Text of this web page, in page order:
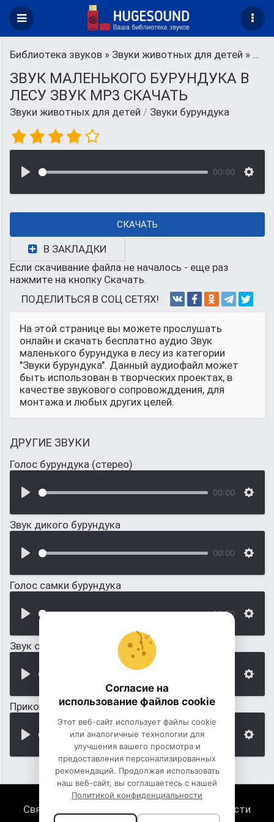
Библиотека звуков » Звуки животных для детей » Звуки бурундука
ЗВУК МАЛЕНЬКОГО БУРУНДУКА В
ЛЕСУ ЗВУК MP3 СКАЧАТЬ
Звуки животных для детей / Звуки бурундука
00:00
СКАЧАТЬ
В ЗАКЛАДКИ
Если скачивание файла не началось - еще раз
нажмите на кнопку Скачать.
ПОДЕЛИТЬСЯ В СОЦ СЕТЯХ!
На этой странице вы можете прослушать
онлайн и скачать бесплатно аудио Звук
маленького бурундука в лесу из категории
"Звуки бурундука". Данный аудиофайл может
быть использован в творческих проектах, в
качестве звукового сопровожддения, для
монтажа и любых других целей.
ДРУГИЕ ЗВУКИ
Голос бурундука (стерео)
00:00
Звук дикого бурундука
00:00
Голос самки бурундука
00:00
Звук смеха бурундука
Прикольный звук бурундука
Связь с нами
Политика конфиденциальности
Согласие на
использование файлов cookie
Этот веб-сайт использует файлы cookie
или аналогичные технологии для
улучшения вашего просмотра и
предоставления персонализированных
рекомендаций. Продолжая использовать
наш веб-сайт, вы соглашаетесь с нашей
Политикой конфиденциальности